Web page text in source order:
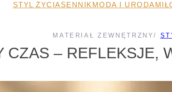
STYL ŻYCIASENNIK MODA I URODA
MATERIAŁ ZEWNĘTRZNY/
CZAS – REFLEKSJE,